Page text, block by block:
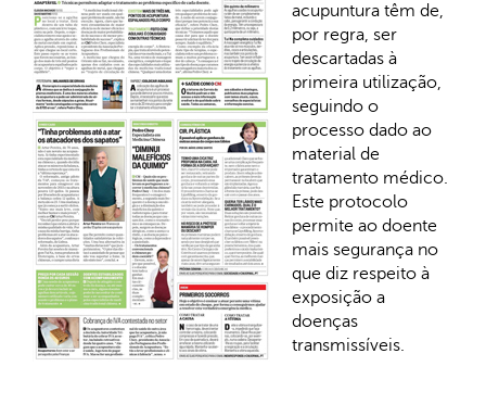
acupuntura têm de,
por regra, ser
descartadas à
primeira utilização,
seguindo o
processo dado ao
material de
tratamento médico.
Este protocolo
permite ao doente
mais segurança no
que diz respeito à
exposição a
doenças
transmissíveis.